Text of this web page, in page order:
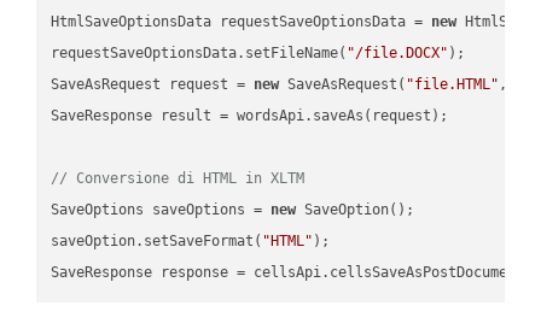
HtmlSaveOptionsData requestSaveOptionsData = new
requestSaveOptionsData.setFileName( "/file.DOCX" );
SaveAsRequest request = new SaveAsRequest( "file.HTML"
SaveResponse result = wordsApi.saveAs(request);
// Conversione di HTML in XLTM
SaveOptions saveOptions = new SaveOption();
saveOption.setSaveFormat( "HTML" );
SaveResponse response =